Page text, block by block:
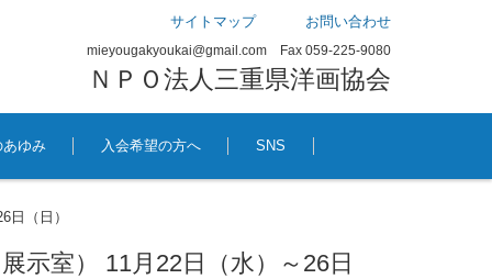
サイトマップ お問い合わせ
mieyougakyoukai@gmail.com Fax 059-225-9080
ＮＰＯ法人三重県洋画協会
あゆみ 入会希望の方へ SNS
（日）
示室） 11月22日（水）～26日